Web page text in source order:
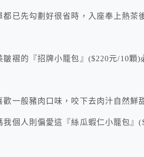
都已先勾劃好很省時，入座奉上熱茶
皺褶的『招牌小籠包』($220元/10顆)
歡一般豬肉口味，咬下去肉汁自然鮮
我個人則偏愛這『絲瓜蝦仁小籠包』